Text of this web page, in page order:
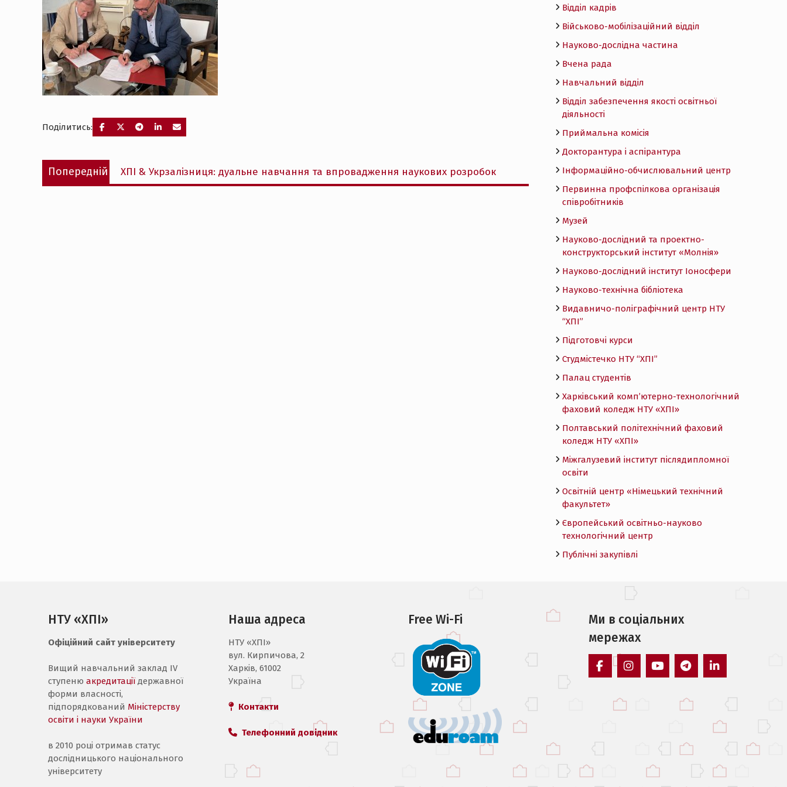
Поділитись:
Навігація
записів
Попередній
Попередній
запис:
ХПІ & Укрзалізниця: дуальне навчання та впровадження наукових розробок
Відділ кадрів
Військово-мобілізаційний відділ
Науково-дослідна частина
Вчена рада
Навчальний відділ
Відділ забезпечення якості освітньої
діяльності
Приймальна комісія
Докторантура і аспірантура
Інформаційно-обчислювальний центр
Первинна профспілкова організація
співробітників
Музей
Науково-дослідний та проектно-
конструкторський інститут «Молнія»
Науково-дослідний інститут Іоносфери
Науково-технічна бібліотека
Видавничо-поліграфічний центр НТУ
“ХПІ”
Підготовчі курси
Студмістечко НТУ “ХПІ”
Палац студентів
Харківський комп’ютерно-технологічний
фаховий коледж НТУ «ХПI»
Полтавський політехнічний фаховий
коледж НТУ «ХПI»
Міжгалузевий інститут післядипломної
освіти
Освітній центр «Німецький технічний
факультет»
Європейський освітньо-науково
технологічний центр
Публічні закупівлі
НТУ «ХПІ»
Офіційний сайт університету
Вищий навчальний заклад IV
ступеню акредитації державної
форми власності,
підпорядкований Міністерству
освіти і науки України
в 2010 році отримав статус
дослідницького національного
університету
Наша адреса
НТУ «ХПI»
вул. Кирпичова, 2
Харків, 61002
Україна
Контакти
Телефонний довідник
Free Wi-Fi
Ми в соцiальних
мережах